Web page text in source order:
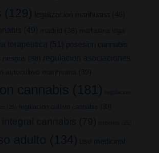
(129) legalizacion marihuana (46)
(49) madrid (38)
marihuana legal
terapeutica (51) posesion cannabis
(38)
regulacion asociaciones
autocultivo marihuana (39)
cannabis (181) regulacion
(25) regulacion cultivo cannabis (33)
cannabis (79) terpenos (25)
adulto (134) uso medicinal